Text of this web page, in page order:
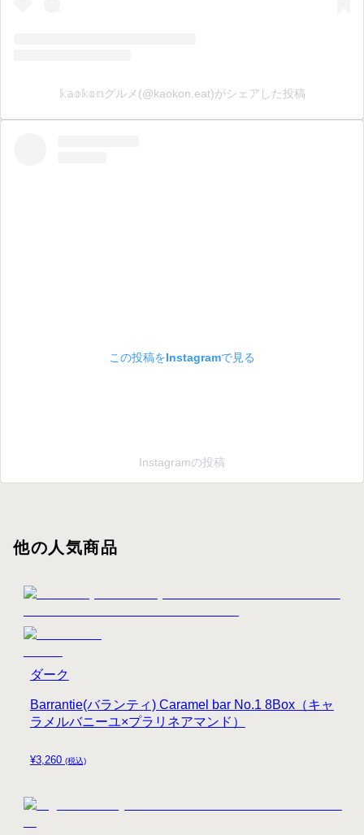
𝕜𝕒𝕠𝕜𝕠𝕟グルメ(@kaokon.eat)がシェアした投稿
この投稿をInstagramで見る
Instagramの投稿
他の人気商品
¥3,260 (税込)
Barrantie(バランティ) Caramel bar No.1 8Box（キャ
ラメルバニーユ×プラリネアマンド）
ダーク